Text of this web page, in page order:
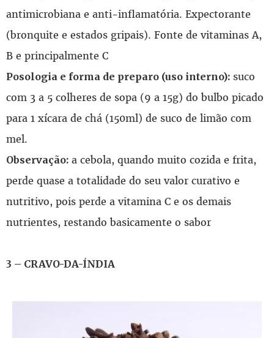
antimicrobiana e anti-inflamatória. Expectorante
(bronquite e estados gripais). Fonte de vitaminas A,
B e principalmente C
Posologia e forma de preparo (uso interno): suco
com 3 a 5 colheres de sopa (9 a 15g) do bulbo picado
para 1 xícara de chá (150ml) de suco de limão com
mel.
Observação: a cebola, quando muito cozida e frita,
perde quase a totalidade do seu valor curativo e
nutritivo, pois perde a vitamina C e os demais
nutrientes, restando basicamente o sabor
3 – CRAVO-DA-ÍNDIA